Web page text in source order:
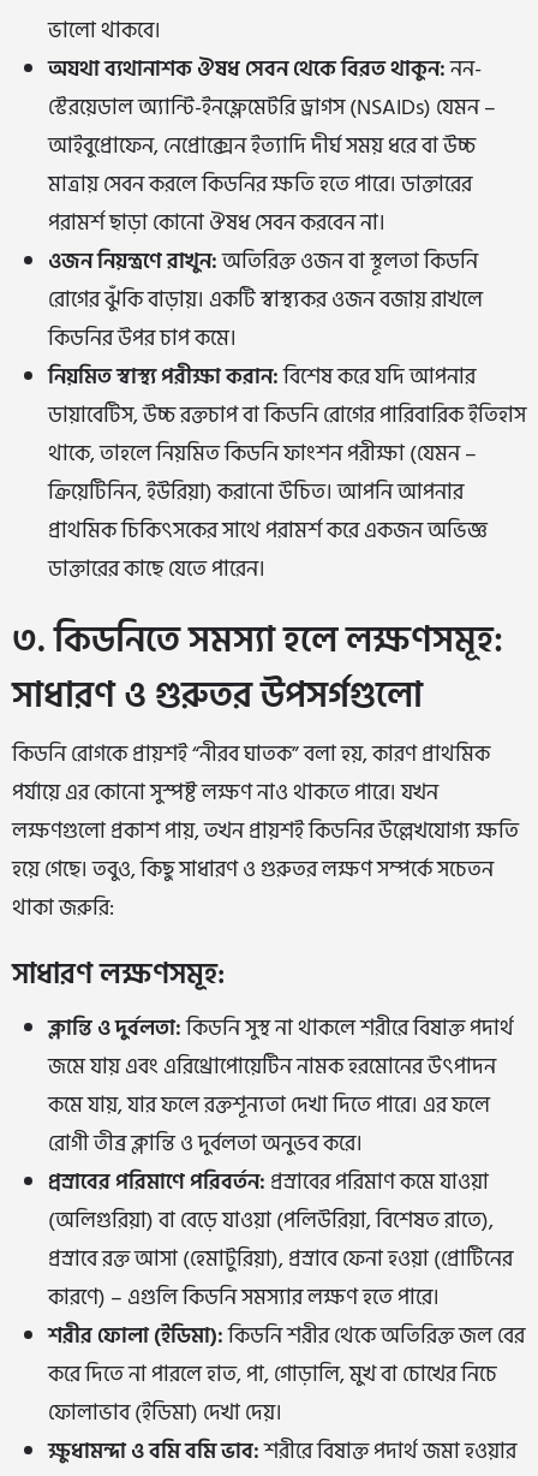
ভালো থাকবে।
অযথা ব্যথানাশক ঔষধ সেবন থেকে বিরত থাকুন:নন-
স্টেরয়েডাল অ্যান্টি-ইনফ্লেমেটরি ড্রাগস (NSAIDs) যেমন –
আইবুপ্রোফেন, নেপ্রোক্সেন ইত্যাদি দীর্ঘ সময় ধরে বা উচ্চ
মাত্রায় সেবন করলে কিডনির ক্ষতি হতে পারে। ডাক্তারের
পরামর্শ ছাড়া কোনো ঔষধ সেবন করবেন না।
ওজন নিয়ন্ত্রণে রাখুন:অতিরিক্ত ওজন বা স্থূলতা কিডনি
রোগের ঝুঁকি বাড়ায়। একটি স্বাস্থ্যকর ওজন বজায় রাখলে
কিডনির উপর চাপ কমে।
নিয়মিত স্বাস্থ্য পরীক্ষা করান:বিশেষ করে যদি আপনার
ডায়াবেটিস, উচ্চ রক্তচাপ বা কিডনি রোগের পারিবারিক ইতিহাস
থাকে, তাহলে নিয়মিত কিডনি ফাংশন পরীক্ষা (যেমন –
ক্রিয়েটিনিন, ইউরিয়া) করানো উচিত। আপনি আপনার
প্রাথমিক চিকিৎসকের সাথে পরামর্শ করেএকজন অভিজ্ঞ
ডাক্তারেরকাছে যেতে পারেন।
৩. কিডনিতে সমস্যা হলে লক্ষণসমূহ:
সাধারণ ও গুরুতর উপসর্গগুলো
কিডনি রোগকে প্রায়শই “নীরব ঘাতক” বলা হয়, কারণ প্রাথমিক
পর্যায়ে এর কোনো সুস্পষ্ট লক্ষণ নাও থাকতে পারে। যখন
লক্ষণগুলো প্রকাশ পায়, তখন প্রায়শই কিডনির উল্লেখযোগ্য ক্ষতি
হয়ে গেছে। তবুও, কিছু সাধারণ ও গুরুতর লক্ষণ সম্পর্কে সচেতন
থাকা জরুরি:
সাধারণ লক্ষণসমূহ:
ক্লান্তি ও দুর্বলতা:কিডনি সুস্থ না থাকলে শরীরে বিষাক্ত পদার্থ
জমে যায় এবং এরিথ্রোপোয়েটিন নামক হরমোনের উৎপাদন
কমে যায়, যার ফলে রক্তশূন্যতা দেখা দিতে পারে। এর ফলে
রোগী তীব্র ক্লান্তি ও দুর্বলতা অনুভব করে।
প্রস্রাবের পরিমাণে পরিবর্তন: প্রস্রাবের পরিমাণ কমে যাওয়া
(অলিগুরিয়া) বা বেড়ে যাওয়া (পলিউরিয়া, বিশেষত রাতে),
প্রস্রাবে রক্ত আসা (হেমাটুরিয়া), প্রস্রাবে ফেনা হওয়া (প্রোটিনের
কারণে) – এগুলি কিডনি সমস্যার লক্ষণ হতে পারে।
শরীর ফোলা (ইডিমা):কিডনি শরীর থেকে অতিরিক্ত জল বের
করে দিতে না পারলে হাত, পা, গোড়ালি, মুখ বা চোখের নিচে
ফোলাভাব (ইডিমা) দেখা দেয়।
ক্ষুধামন্দা ও বমি বমি ভাব:শরীরে বিষাক্ত পদার্থ জমা হওয়ার